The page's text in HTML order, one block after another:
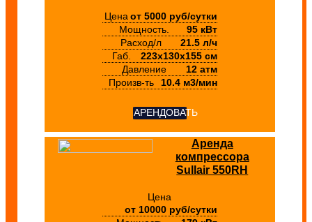
Цена от 5000 руб/сутки
Мощность.
95 кВт
Расход/л
21.5 л/ч
Габ.
223х130х155 см
Давление
12 атм
Произв-ть
10.4 м3/мин
АРЕНДОВАТЬ
Аренда
компрессора
Sullair 550RH
Цена
от 10000 руб/сутки